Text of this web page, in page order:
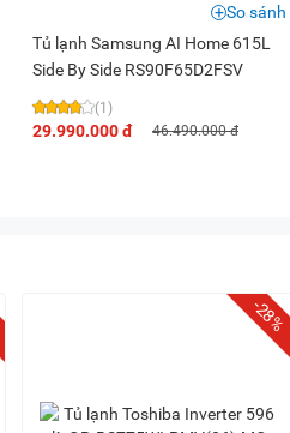
Tủ lạnh Samsung AI Home 615L
Side By Side RS90F65D2FSV
(1)
29.990.000 đ 46.490.000 đ
So sánh
-28%